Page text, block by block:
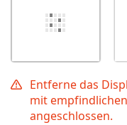
Entferne das
mit
angeschlossen.